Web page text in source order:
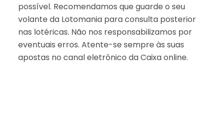
possível. Recomendamos que guarde o seu
volante da Lotomania para consulta posterior
nas lotéricas. Não nos responsabilizamos por
eventuais erros. Atente-se sempre às suas
apostas no canal eletrônico da Caixa online.